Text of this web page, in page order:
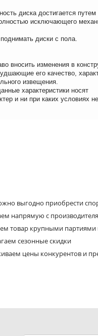
диска достигается
исключающего
диски с пола.
вносить изменения в
его качество,
извещения.
характеристики носят
и ни при каких условиях
выгодно приобрести
напрямую с
товар крупными партиями
сезонные скидки
цены конкурентов и